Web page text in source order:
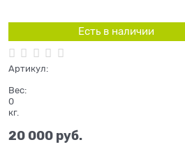
Есть в наличии
Артикул:
Вес:
0
кг.
20 000 руб.